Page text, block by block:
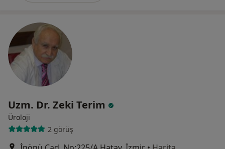
Uzm. Dr. Zeki Terim
Üroloji
2 görüş